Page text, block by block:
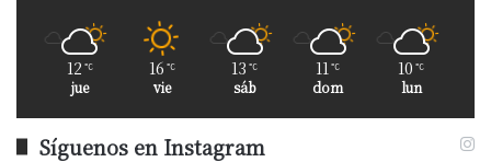
12 ℃
jue
16 ℃
vie
13 ℃
sáb
11 ℃
dom
10 ℃
lun
Síguenos en Instagram